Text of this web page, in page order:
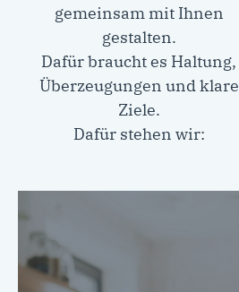
gemeinsam mit Ihnen
gestalten.
Dafür braucht es Haltung,
Überzeugungen und klare
Ziele.
Dafür stehen wir: